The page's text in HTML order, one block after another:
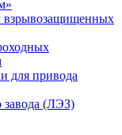
взрывозащищенных
для привода
завода (ЛЭЗ)